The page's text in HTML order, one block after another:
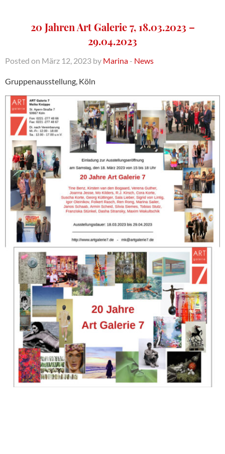
20 Jahren Art Galerie 7, 18.03.2023 –
29.04.2023
Posted on März 12, 2023 by Marina - News
Gruppenausstellung, Köln